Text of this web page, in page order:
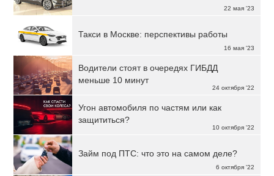
22 мая '23
16 мая '23
Такси в Москве: перспективы работы
24 октября '22
Водители стоят в очередях ГИБДД
меньше 10 минут
10 октября '22
Угон автомобиля по частям или как
защититься?
6 октября '22
Займ под ПТС: что это на самом деле?